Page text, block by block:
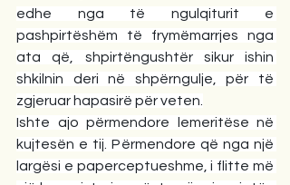
edhe nga të ngulqiturit e
pashpirtëshëm të frymëmarrjes nga
ata që, shpirtëngushtër sikur ishin
shkilnin deri në shpërngulje, për të
zgjeruar hapasirë për veten.
Ishte ajo përmendore lemeritëse në
kujtesën e tij. Përmendore që nga një
largësi e paperceptueshme, i flitte më